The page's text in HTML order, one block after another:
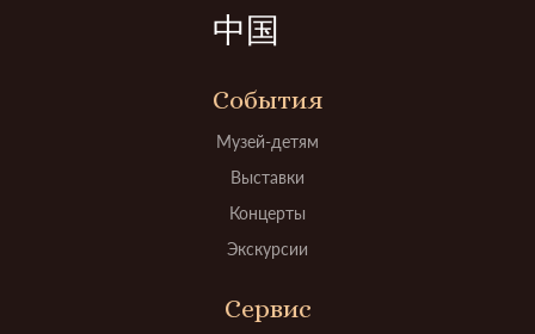
中国
События
Музей-детям
Выставки
Концерты
Экскурсии
Сервис